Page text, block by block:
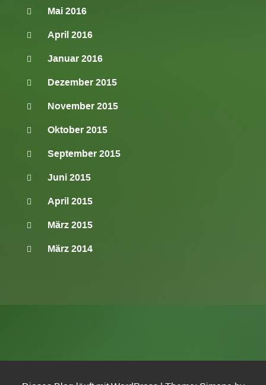
Mai 2016
April 2016
Januar 2016
Dezember 2015
November 2015
Oktober 2015
September 2015
Juni 2015
April 2015
März 2015
März 2014